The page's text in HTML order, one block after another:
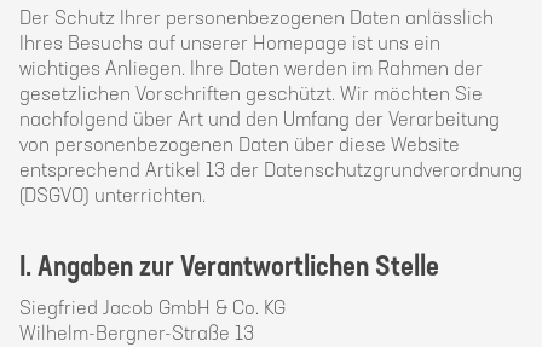
Der Schutz Ihrer personenbezogenen Daten anlässlich
Ihres Besuchs auf unserer Homepage ist uns ein
wichtiges Anliegen. Ihre Daten werden im Rahmen der
gesetzlichen Vorschriften geschützt. Wir möchten Sie
nachfolgend über Art und den Umfang der Verarbeitung
von personenbezogenen Daten über diese Website
entsprechend Artikel 13 der Datenschutzgrundverordnung
(DSGVO) unterrichten.
I. Angaben zur Verantwortlichen Stelle
Siegfried Jacob GmbH & Co. KG
Wilhelm-Bergner-Straße 13